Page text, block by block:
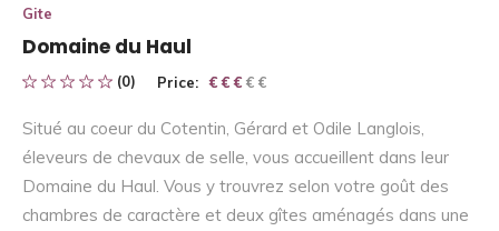
Gite
Domaine du Haul
(0) Price: € € € € €
€ € €
Situé au coeur du Cotentin, Gérard et Odile Langlois,
éleveurs de chevaux de selle, vous accueillent dans leur
Domaine du Haul. Vous y trouvrez selon votre goût des
chambres de caractère et deux gîtes aménagés dans une